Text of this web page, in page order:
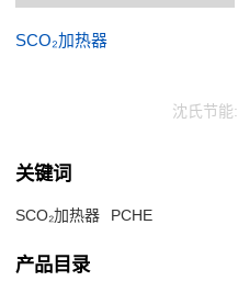
SCO₂加热器
沈氏节能:
关键词
SCO₂加热器 PCHE
产品目录